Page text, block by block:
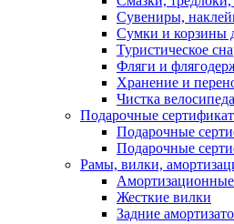
Сувениры,
Сумки и корзины
Туристическое
Фляги и
Хранение и
Чистка велосипеда
Подарочные
Подарочные
Подарочные
Рамы, вилки,
Жесткие вилки
Задние